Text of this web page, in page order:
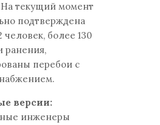
текущий момент
подтверждена
человек, более 130
ранения,
перебои с
версии:
инженеры